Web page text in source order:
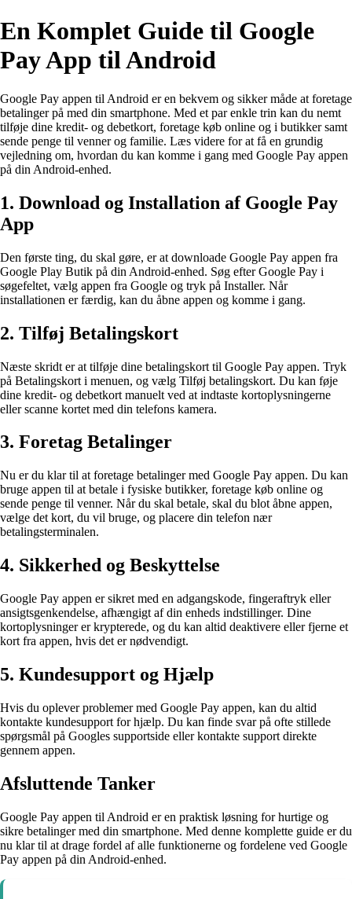
En Komplet Guide til Google
Pay App til Android
Google Pay appen til Android er en bekvem og sikker måde at foretage
betalinger på med din smartphone. Med et par enkle trin kan du nemt
tilføje dine kredit- og debetkort, foretage køb online og i butikker samt
sende penge til venner og familie. Læs videre for at få en grundig
vejledning om, hvordan du kan komme i gang med Google Pay appen
på din Android-enhed.
1. Download og Installation af Google Pay
App
Den første ting, du skal gøre, er at downloade Google Pay appen fra
Google Play Butik på din Android-enhed. Søg efter Google Pay i
søgefeltet, vælg appen fra Google og tryk på Installer. Når
installationen er færdig, kan du åbne appen og komme i gang.
2. Tilføj Betalingskort
Næste skridt er at tilføje dine betalingskort til Google Pay appen. Tryk
på Betalingskort i menuen, og vælg Tilføj betalingskort. Du kan føje
dine kredit- og debetkort manuelt ved at indtaste kortoplysningerne
eller scanne kortet med din telefons kamera.
3. Foretag Betalinger
Nu er du klar til at foretage betalinger med Google Pay appen. Du kan
bruge appen til at betale i fysiske butikker, foretage køb online og
sende penge til venner. Når du skal betale, skal du blot åbne appen,
vælge det kort, du vil bruge, og placere din telefon nær
betalingsterminalen.
4. Sikkerhed og Beskyttelse
Google Pay appen er sikret med en adgangskode, fingeraftryk eller
ansigtsgenkendelse, afhængigt af din enheds indstillinger. Dine
kortoplysninger er krypterede, og du kan altid deaktivere eller fjerne et
kort fra appen, hvis det er nødvendigt.
5. Kundesupport og Hjælp
Hvis du oplever problemer med Google Pay appen, kan du altid
kontakte kundesupport for hjælp. Du kan finde svar på ofte stillede
spørgsmål på Googles supportside eller kontakte support direkte
gennem appen.
Afsluttende Tanker
Google Pay appen til Android er en praktisk løsning for hurtige og
sikre betalinger med din smartphone. Med denne komplette guide er du
nu klar til at drage fordel af alle funktionerne og fordelene ved Google
Pay appen på din Android-enhed.